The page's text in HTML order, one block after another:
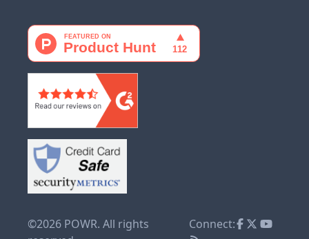
©2026 POWR. All rights
Connect: